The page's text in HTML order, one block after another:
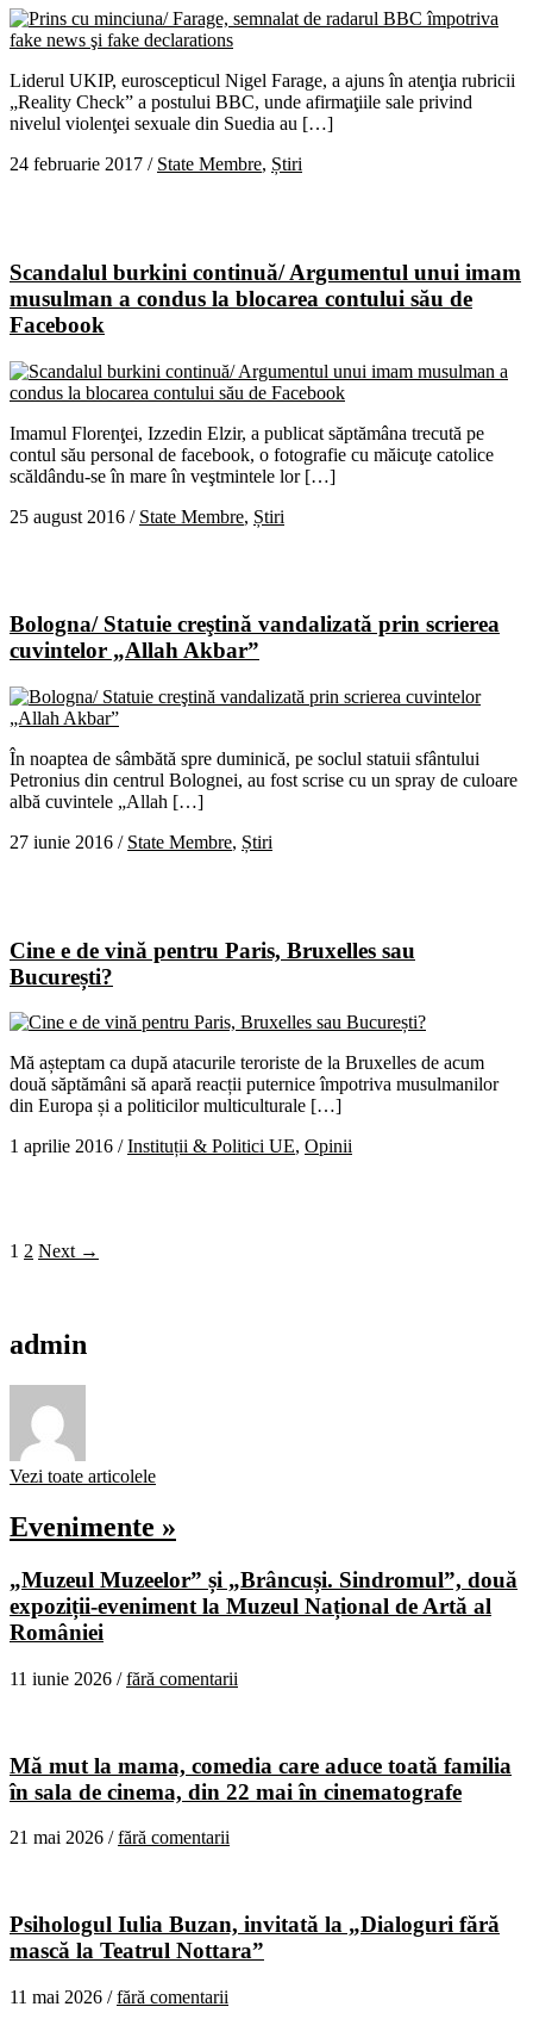
Liderul UKIP, euroscepticul Nigel Farage, a ajuns în atenţia rubricii
„Reality Check” a postului BBC, unde afirmaţiile sale privind
nivelul violenţei sexuale din Suedia au […]
24 februarie 2017 / State Membre, Știri
Scandalul burkini continuă/ Argumentul unui imam
musulman a condus la blocarea contului său de
Facebook
Imamul Florenţei, Izzedin Elzir, a publicat săptămâna trecută pe
contul său personal de facebook, o fotografie cu măicuţe catolice
scăldându-se în mare în veştmintele lor […]
25 august 2016 / State Membre, Știri
Bologna/ Statuie creştină vandalizată prin scrierea
cuvintelor „Allah Akbar”
În noaptea de sâmbătă spre duminică, pe soclul statuii sfântului
Petronius din centrul Bolognei, au fost scrise cu un spray de culoare
albă cuvintele „Allah […]
27 iunie 2016 / State Membre, Știri
Cine e de vină pentru Paris, Bruxelles sau
București?
Mă așteptam ca după atacurile teroriste de la Bruxelles de acum
două săptămâni să apară reacții puternice împotriva musulmanilor
din Europa și a politicilor multiculturale […]
1 aprilie 2016 /Instituții & Politici UE, Opinii
1 2 Next →
admin
Vezi toate articolele
Evenimente »
„Muzeul Muzeelor” și „Brâncuși. Sindromul”, două
expoziții-eveniment la Muzeul Național de Artă al
României
11 iunie 2026 /fără comentarii
Mă mut la mama, comedia care aduce toată familia
în sala de cinema, din 22 mai în cinematografe
21 mai 2026 /fără comentarii
Psihologul Iulia Buzan, invitată la „Dialoguri fără
mască la Teatrul Nottara”
11 mai 2026 /fără comentarii